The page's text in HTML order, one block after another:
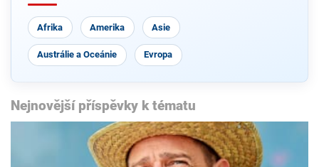
Afrika Amerika Asie
Austrálie a Oceánie Evropa
Nejnovější příspěvky k tématu